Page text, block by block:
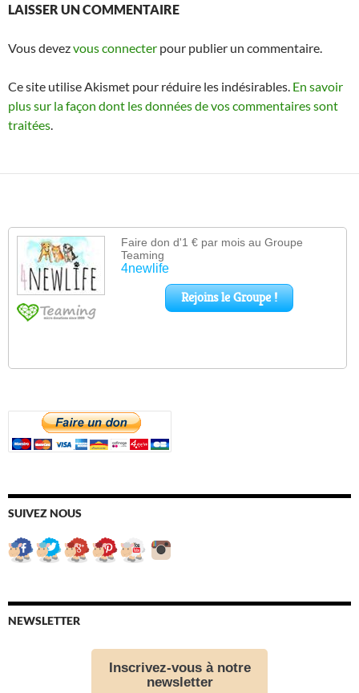
LAISSER UN COMMENTAIRE
Vous devezvous connecter pour publier un commentaire.
Ce site utilise Akismet pour réduire les indésirables. En savoir
plus sur la façon dont les données de vos commentaires sont
traitées
SUIVEZ NOUS
NEWSLETTER
Inscrivez-vous à notre
newsletter